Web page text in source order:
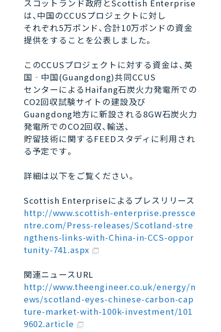
スコットランド政府とScottish Enterprise
は、中国のCCUSプロジェクトに対し
それぞれ5万ポンド、合計10万ポンドの資金
提供をすることを公表しました。
このCCUSプロジェクトに対する資金は、英
国‐中国(Guangdong)共同CCUS
センターによるHaifang石炭火力発電所での
CO2回収試験サイトの建設及び
Guangdong地方に新設される8GW石炭火力
発電所でのCO2回収、輸送、
貯留技術に関するFEEDスタディに利用され
る予定です。
詳細は以下をご覧ください。
Scottish Enterpriseによるプレスリリース
http://www.scottish-enterprise.pressce
ntre.com/Press-releases/Scotland-stre
ngthens-links-with-China-in-CCS-oppor
tunity-741.aspx
関連ニュースURL
http://www.theengineer.co.uk/energy/n
ews/scotland-eyes-chinese-carbon-cap
ture-market-with-100k-investment/101
9602.article